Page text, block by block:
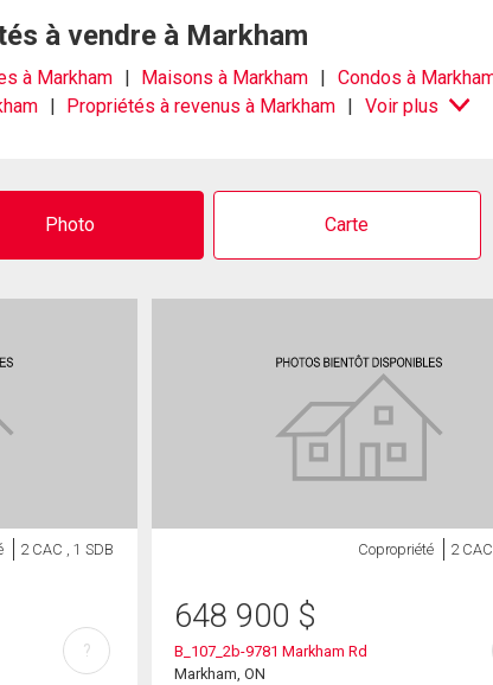
à vendre à Markham
à Markham Maisons à Markham Condos à
Propriétés à revenus à Markham Voir plus
Photo Carte
2 CAC , 1 SDB
?
Copropriété 2
648 900 $
B_107_2b-9781 Markham Rd
Markham, ON